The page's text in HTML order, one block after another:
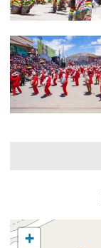
+